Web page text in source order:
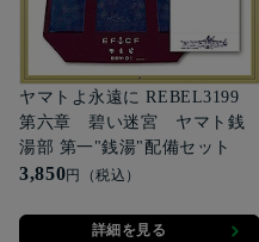
ヤマトよ永遠に REBEL3199
第六章 碧い迷宮 ヤマト銭
湯部 第一"銭湯"配備セット
3,850円（税込）
詳細を見る